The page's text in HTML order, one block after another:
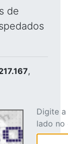
de
,
Digite
lado no